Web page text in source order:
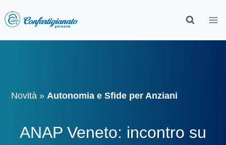
Novità » Autonomia e Sfide per Anziani
ANAP Veneto: incontro su